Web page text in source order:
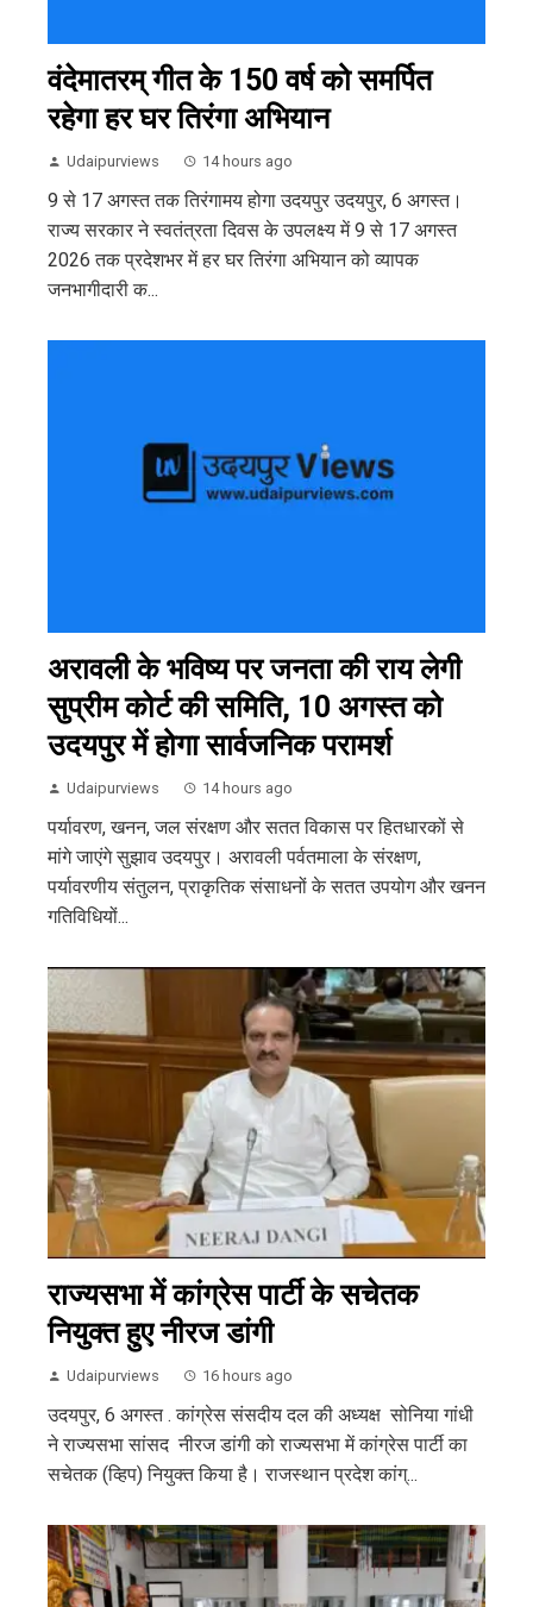
वंदेमातरम् गीत के 150 वर्ष को समर्पित
रहेगा हर घर तिरंगा अभियान
Udaipurviews 14 hours ago
9 से 17 अगस्त तक तिरंगामय होगा उदयपुर उदयपुर, 6 अगस्त।
राज्य सरकार ने स्वतंत्रता दिवस के उपलक्ष्य में 9 से 17 अगस्त
2026 तक प्रदेशभर में हर घर तिरंगा अभियान को व्यापक
जनभागीदारी क...
अरावली के भविष्य पर जनता की राय लेगी
सुप्रीम कोर्ट की समिति, 10 अगस्त को
उदयपुर में होगा सार्वजनिक परामर्श
Udaipurviews 14 hours ago
पर्यावरण, खनन, जल संरक्षण और सतत विकास पर हितधारकों से
मांगे जाएंगे सुझाव उदयपुर। अरावली पर्वतमाला के संरक्षण,
पर्यावरणीय संतुलन, प्राकृतिक संसाधनों के सतत उपयोग और खनन
गतिविधियों...
राज्यसभा में कांग्रेस पार्टी के सचेतक
नियुक्त हुए नीरज डांगी
Udaipurviews 16 hours ago
उदयपुर, 6 अगस्त . कांग्रेस संसदीय दल की अध्यक्ष सोनिया गांधी
ने राज्यसभा सांसद नीरज डांगी को राज्यसभा में कांग्रेस पार्टी का
सचेतक (व्हिप) नियुक्त किया है। राजस्थान प्रदेश कांग्...